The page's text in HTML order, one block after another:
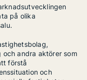
på olika
andra aktörer som
förstå
och